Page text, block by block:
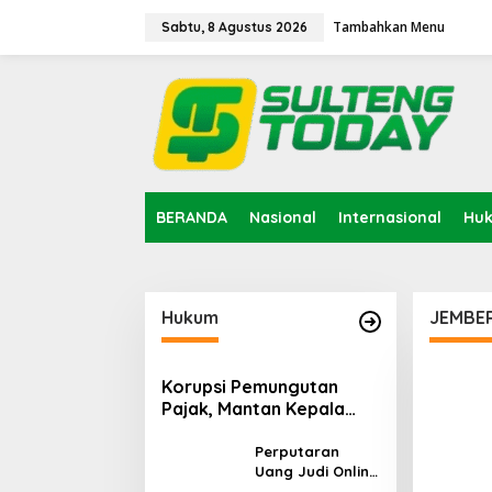
Sabtu, 8 Agustus 2026 Tambahkan Menu
BERANDA Nasional Internasional
Hukum
Korupsi Pemungutan
Pajak, Mantan Kepala
Perputaran
Uang Judi Online